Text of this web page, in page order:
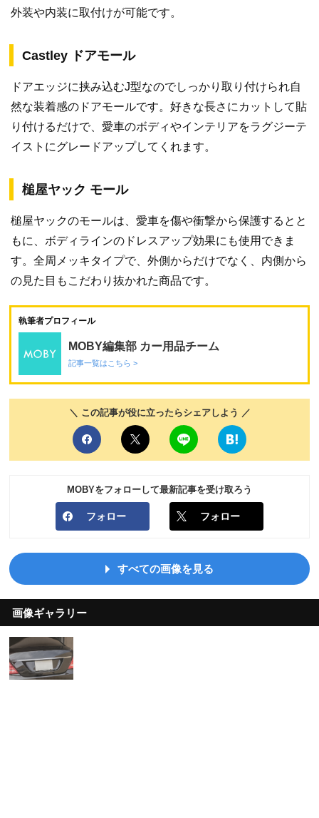
外装や内装に取付けが可能です。
Castley ドアモール
ドアエッジに挟み込むJ型なのでしっかり取り付けられ自
然な装着感のドアモールです。好きな長さにカットして貼
り付けるだけで、愛車のボディやインテリアをラグジーテ
イストにグレードアップしてくれます。
槌屋ヤック モール
槌屋ヤックのモールは、愛車を傷や衝撃から保護するとと
もに、ボディラインのドレスアップ効果にも使用できま
す。全周メッキタイプで、外側からだけでなく、内側から
の見た目もこだわり抜かれた商品です。
執筆者プロフィール
MOBY編集部 カー用品チーム
記事一覧はこちら >
＼ この記事が役に立ったらシェアしよう ／
MOBYをフォローして最新記事を受け取ろう
フォロー フォロー
すべての画像を見る
画像ギャラリー